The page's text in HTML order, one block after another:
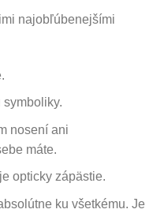
najobľúbenejšími
symboliky.
nosení ani
máte.
opticky zápästie.
ku všetkému. Je